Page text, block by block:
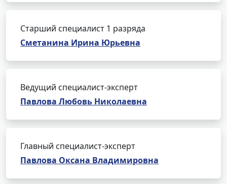
Старший специалист 1 разряда
Сметанина Ирина Юрьевна
Ведущий специалист-эксперт
Павлова Любовь Николаевна
Главный специалист-эксперт
Павлова Оксана Владимировна